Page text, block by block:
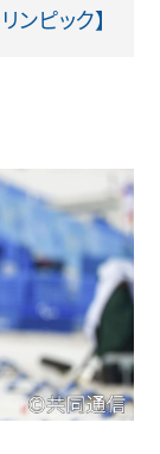
ピック】